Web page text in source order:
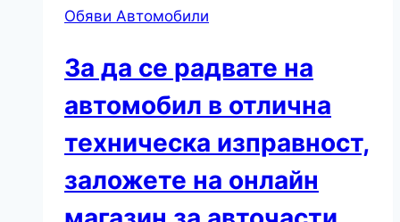
Обяви Автомобили
За да се радвате на
автомобил в отлична
техническа изправност,
заложете на онлайн